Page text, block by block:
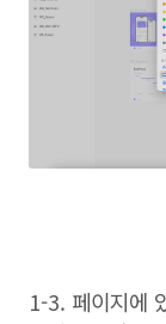
1-3. 페이지에